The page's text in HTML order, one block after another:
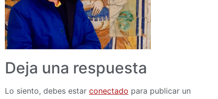
Deja una respuesta
Lo siento, debes estar conectado para publicar un